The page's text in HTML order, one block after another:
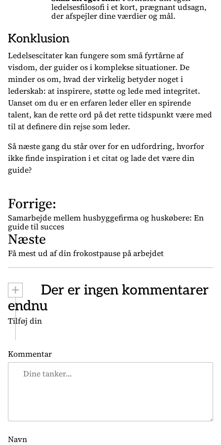
ledelsesfilosofi i et kort, prægnant udsagn,
der afspejler dine værdier og mål.
Konklusion
Ledelsescitater kan fungere som små fyrtårne af
visdom, der guider os i komplekse situationer. De
minder os om, hvad der virkelig betyder noget i
lederskab: at inspirere, støtte og lede med integritet.
Uanset om du er en erfaren leder eller en spirende
talent, kan de rette ord på det rette tidspunkt være med
til at definere din rejse som leder.
Så næste gang du står over for en udfordring, hvorfor
ikke finde inspiration i et citat og lade det være din
guide?
I
n
d
l
æ
g
s
n
a
v
g
a
Forrige:
Samarbejde mellem husbyggefirma og huskøbere: En
guide til succes
Næste
Få mest ud af din frokostpause på arbejdet
+
Der er ingen kommentarer
endnu
Tilføj din
Kommentar
Navn